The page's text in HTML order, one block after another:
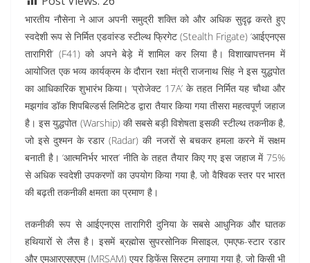
भारतीय नौसेना ने आज अपनी समुद्री शक्ति को और अधिक सुदृढ़ करते हुए
स्वदेशी रूप से निर्मित एडवांस्ड स्टील्थ फ्रिगेट (Stealth Frigate) ‘आईएनएस
तारागिरी’ (F41) को अपने बेड़े में शामिल कर लिया है। विशाखापत्तनम में
आयोजित एक भव्य कार्यक्रम के दौरान रक्षा मंत्री राजनाथ सिंह ने इस युद्धपोत
का आधिकारिक शुभारंभ किया। ‘प्रोजेक्ट 17A’ के तहत निर्मित यह चौथा और
मझगांव डॉक शिपबिल्डर्स लिमिटेड द्वारा तैयार किया गया तीसरा महत्वपूर्ण जहाज
है। इस युद्धपोत (Warship) की सबसे बड़ी विशेषता इसकी स्टील्थ तकनीक है,
जो इसे दुश्मन के रडार (Radar) की नजरों से बचकर हमला करने में सक्षम
बनाती है। ‘आत्मनिर्भर भारत’ नीति के तहत तैयार किए गए इस जहाज में 75%
से अधिक स्वदेशी उपकरणों का उपयोग किया गया है, जो वैश्विक स्तर पर भारत
की बढ़ती तकनीकी क्षमता का प्रमाण है।
तकनीकी रूप से आईएनएस तारागिरी दुनिया के सबसे आधुनिक और घातक
हथियारों से लैस है। इसमें ब्रह्मोस सुपरसोनिक मिसाइल, एमएफ-स्टार रडार
और एमआरएसएएम (MRSAM) एयर डिफेंस सिस्टम लगाया गया है, जो किसी भी